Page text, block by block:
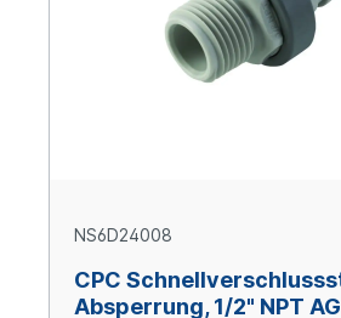
NS6D24008
CPC
Absperrung, 1/2" NPT